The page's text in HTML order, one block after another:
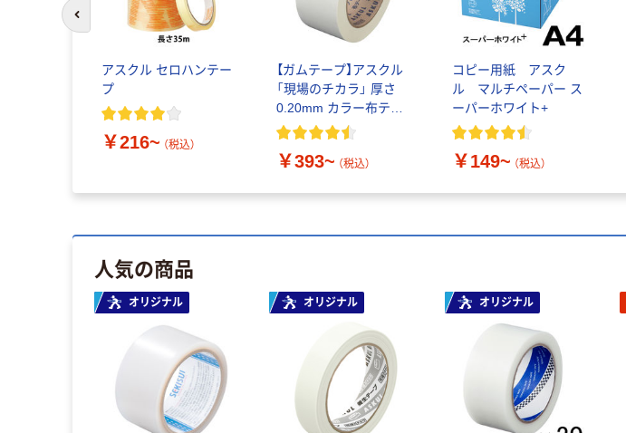
アスクル セロハンテー
プ
￥216~ （税込）
【ガムテープ】アスクル
「現場のチカラ」 厚さ
0.20mm カラー布テー
プ
￥393~ （税込）
コピー用紙 アスク
ル マルチペーパー ス
ーパーホワイト+
￥149~ （税込）
前のスライドへ
人気の商品
オリジナル オリジナル オリジナル